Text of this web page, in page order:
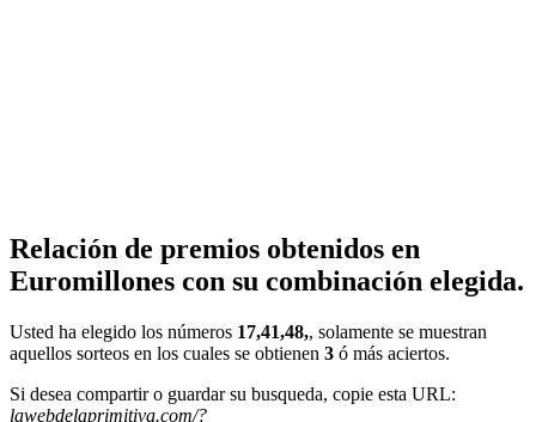
Relación de premios obtenidos en
Euromillones con su combinación elegida.
Usted ha elegido los números 17,41,48,, solamente se muestran
aquellos sorteos en los cuales se obtienen 3 ó más aciertos.
Si desea compartir o guardar su busqueda, copie esta URL:
lawebdelaprimitiva.com/?